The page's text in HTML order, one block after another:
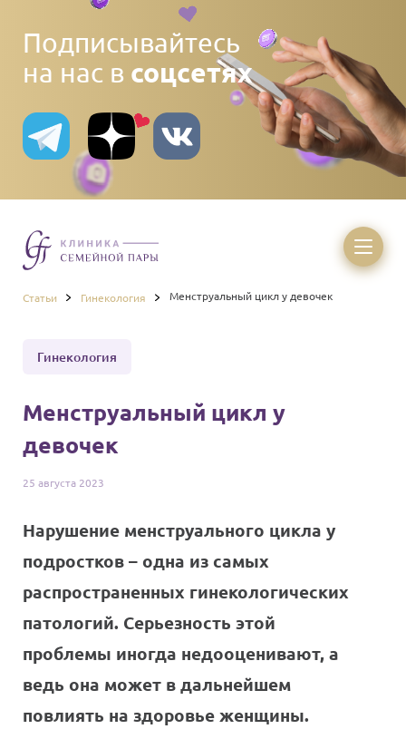
Подписывайтесь
на нас в соцсетях
Статьи Гинекология Менструальный цикл у девочек
Гинекология
Менструальный цикл у
девочек
25 августа 2023
Нарушение менструального цикла у
подростков – одна из самых
распространенных гинекологических
патологий. Серьезность этой
проблемы иногда недооценивают, а
ведь она может в дальнейшем
повлиять на здоровье женщины.